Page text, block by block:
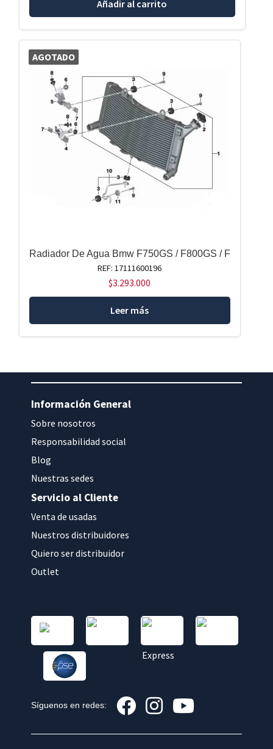
Añadir al carrito
AGOTADO
Radiador De Agua Bmw F750GS / F800GS / F
REF: 17111600196
$3.293.000
Leer más
Información General
Sobre nosotros
Responsabilidad social
Blog
Nuestras sedes
Servicio al Cliente
Venta de usadas
Nuestros distribuidores
Quiero ser distribuidor
Outlet
Síguenos en redes: